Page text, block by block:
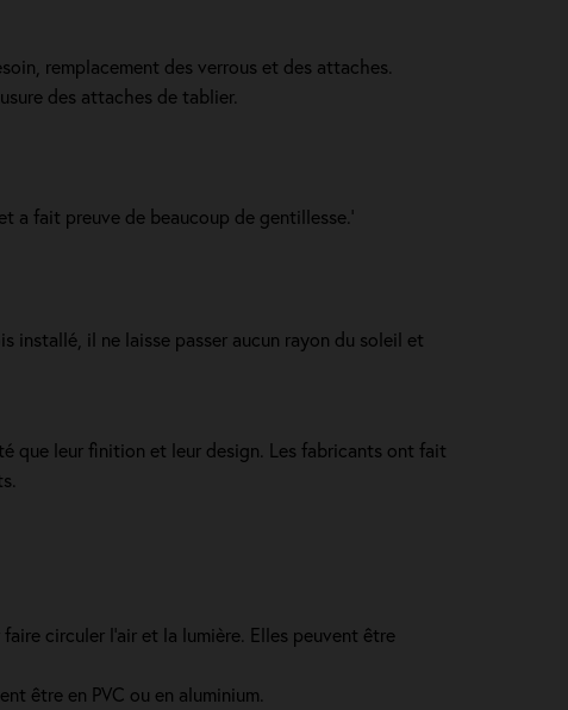
remplacement des verrous et des attaches.
des attaches de tablier.
a fait preuve de beaucoup de gentillesse.'
il ne laisse passer aucun rayon du soleil et
que leur finition et leur design. Les fabricants ont fait
circuler l’air et la lumière. Elles peuvent être
être en PVC ou en aluminium.